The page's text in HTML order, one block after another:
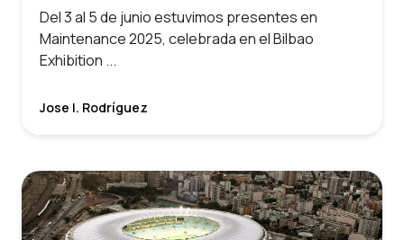
Del 3 al 5 de junio estuvimos presentes en
Maintenance 2025, celebrada en el Bilbao
Exhibition ...
Jose I. Rodríguez